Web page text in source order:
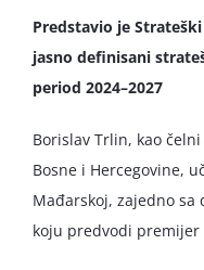
Predstavio je
jasno definisani
period 2024–2027
Borislav Trlin, kao
Bosne i Hercegovine,
Mađarskoj, zajedno sa
koju predvodi premijer